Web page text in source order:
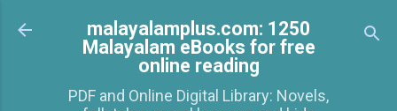
Skip to main content
malayalamplus.com: 1250
Malayalam eBooks for free
online reading
PDF and Online Digital Library: Novels,